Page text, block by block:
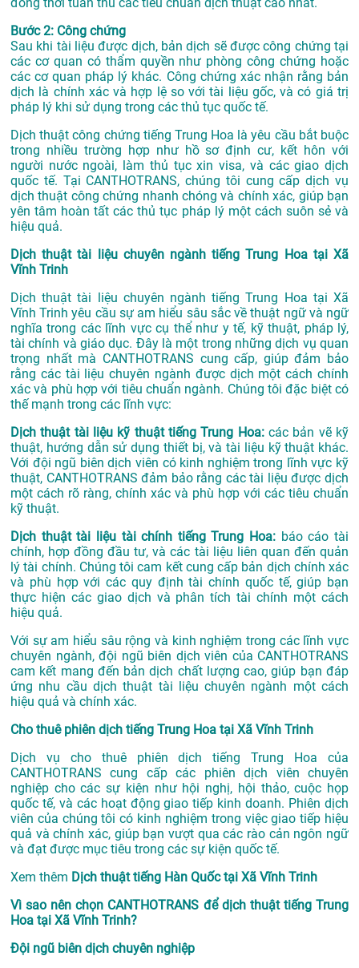
đồng thời tuân thủ các tiêu chuẩn dịch thuật cao nhất.
Bước 2: Công chứng
Sau khi tài liệu được dịch, bản dịch sẽ được công chứng tại
các cơ quan có thẩm quyền như phòng công chứng hoặc
các cơ quan pháp lý khác. Công chứng xác nhận rằng bản
dịch là chính xác và hợp lệ so với tài liệu gốc, và có giá trị
pháp lý khi sử dụng trong các thủ tục quốc tế.
Dịch thuật công chứng tiếng Trung Hoa là yêu cầu bắt buộc
trong nhiều trường hợp như hồ sơ định cư, kết hôn với
người nước ngoài, làm thủ tục xin visa, và các giao dịch
quốc tế. Tại CANTHOTRANS, chúng tôi cung cấp dịch vụ
dịch thuật công chứng nhanh chóng và chính xác, giúp bạn
yên tâm hoàn tất các thủ tục pháp lý một cách suôn sẻ và
hiệu quả.
Dịch thuật tài liệu chuyên ngành tiếng Trung Hoa tại Xã
Vĩnh Trinh
Dịch thuật tài liệu chuyên ngành tiếng Trung Hoa tại Xã
Vĩnh Trinh yêu cầu sự am hiểu sâu sắc về thuật ngữ và ngữ
nghĩa trong các lĩnh vực cụ thể như y tế, kỹ thuật, pháp lý,
tài chính và giáo dục. Đây là một trong những dịch vụ quan
trọng nhất mà CANTHOTRANS cung cấp, giúp đảm bảo
rằng các tài liệu chuyên ngành được dịch một cách chính
xác và phù hợp với tiêu chuẩn ngành. Chúng tôi đặc biệt có
thế mạnh trong các lĩnh vực:
Dịch thuật tài liệu kỹ thuật tiếng Trung Hoa: các bản vẽ kỹ
thuật, hướng dẫn sử dụng thiết bị, và tài liệu kỹ thuật khác.
Với đội ngũ biên dịch viên có kinh nghiệm trong lĩnh vực kỹ
thuật, CANTHOTRANS đảm bảo rằng các tài liệu được dịch
một cách rõ ràng, chính xác và phù hợp với các tiêu chuẩn
kỹ thuật.
Dịch thuật tài liệu tài chính tiếng Trung Hoa: báo cáo tài
chính, hợp đồng đầu tư, và các tài liệu liên quan đến quản
lý tài chính. Chúng tôi cam kết cung cấp bản dịch chính xác
và phù hợp với các quy định tài chính quốc tế, giúp bạn
thực hiện các giao dịch và phân tích tài chính một cách
hiệu quả.
Với sự am hiểu sâu rộng và kinh nghiệm trong các lĩnh vực
chuyên ngành, đội ngũ biên dịch viên của CANTHOTRANS
cam kết mang đến bản dịch chất lượng cao, giúp bạn đáp
ứng nhu cầu dịch thuật tài liệu chuyên ngành một cách
hiệu quả và chính xác.
Cho thuê phiên dịch tiếng Trung Hoa tại Xã Vĩnh Trinh
Dịch vụ cho thuê phiên dịch tiếng Trung Hoa của
CANTHOTRANS cung cấp các phiên dịch viên chuyên
nghiệp cho các sự kiện như hội nghị, hội thảo, cuộc họp
quốc tế, và các hoạt động giao tiếp kinh doanh. Phiên dịch
viên của chúng tôi có kinh nghiệm trong việc giao tiếp hiệu
quả và chính xác, giúp bạn vượt qua các rào cản ngôn ngữ
và đạt được mục tiêu trong các sự kiện quốc tế.
Xem thêm Dịch thuật tiếng Hàn Quốc tại Xã Vĩnh Trinh
Vì sao nên chọn CANTHOTRANS để dịch thuật tiếng Trung
Hoa tại Xã Vĩnh Trinh?
Đội ngũ biên dịch chuyên nghiệp